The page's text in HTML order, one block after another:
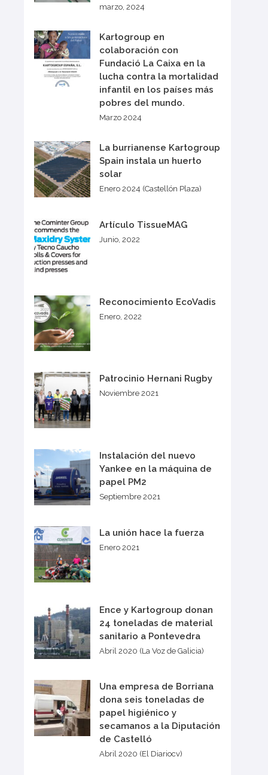
marzo, 2024
Kartogroup en
colaboración con
Fundació La Caixa en la
lucha contra la mortalidad
infantil en los países más
pobres del mundo.
Marzo 2024
La burrianense Kartogroup
Spain instala un huerto
solar
Enero 2024 (Castellón Plaza)
Artículo TissueMAG
Junio, 2022
Reconocimiento EcoVadis
Enero, 2022
Patrocinio Hernani Rugby
Noviembre 2021
Instalación del nuevo
Yankee en la máquina de
papel PM2
Septiembre 2021
La unión hace la fuerza
Enero 2021
Ence y Kartogroup donan
24 toneladas de material
sanitario a Pontevedra
Abril 2020 (La Voz de Galicia)
Una empresa de Borriana
dona seis toneladas de
papel higiénico y
secamanos a la Diputación
de Castelló
Abril 2020 (El Diariocv)